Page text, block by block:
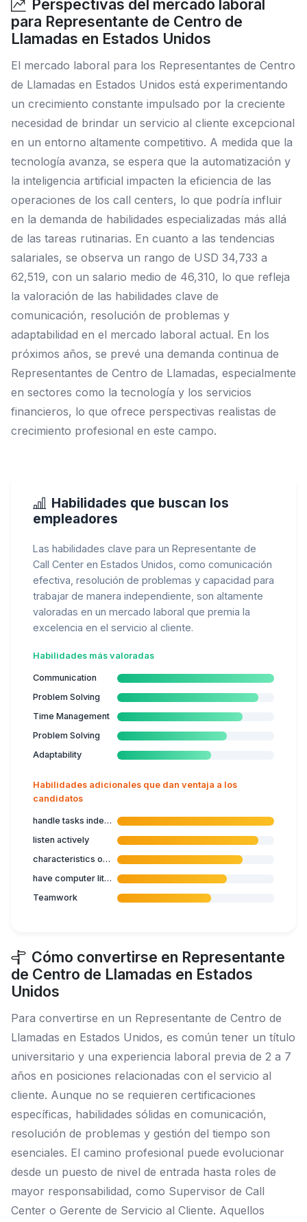
Perspectivas del mercado laboral
para Representante de Centro de
Llamadas en Estados Unidos
El mercado laboral para los Representantes de Centro
de Llamadas en Estados Unidos está experimentando
un crecimiento constante impulsado por la creciente
necesidad de brindar un servicio al cliente excepcional
en un entorno altamente competitivo. A medida que la
tecnología avanza, se espera que la automatización y
la inteligencia artificial impacten la eficiencia de las
operaciones de los call centers, lo que podría influir
en la demanda de habilidades especializadas más allá
de las tareas rutinarias. En cuanto a las tendencias
salariales, se observa un rango de USD 34,733 a
62,519, con un salario medio de 46,310, lo que refleja
la valoración de las habilidades clave de
comunicación, resolución de problemas y
adaptabilidad en el mercado laboral actual. En los
próximos años, se prevé una demanda continua de
Representantes de Centro de Llamadas, especialmente
en sectores como la tecnología y los servicios
financieros, lo que ofrece perspectivas realistas de
crecimiento profesional en este campo.
Habilidades que buscan los
empleadores
Las habilidades clave para un Representante de
Call Center en Estados Unidos, como comunicación
efectiva, resolución de problemas y capacidad para
trabajar de manera independiente, son altamente
valoradas en un mercado laboral que premia la
excelencia en el servicio al cliente.
Habilidades más valoradas
Communication
Problem Solving
Time Management
Problem Solving
Adaptability
Habilidades adicionales que dan ventaja a los
candidatos
handle tasks independently
listen actively
characteristics of services
have computer literacy
Teamwork
Cómo convertirse en Representante
de Centro de Llamadas en Estados
Unidos
Para convertirse en un Representante de Centro de
Llamadas en Estados Unidos, es común tener un título
universitario y una experiencia laboral previa de 2 a 7
años en posiciones relacionadas con el servicio al
cliente. Aunque no se requieren certificaciones
específicas, habilidades sólidas en comunicación,
resolución de problemas y gestión del tiempo son
esenciales. El camino profesional puede evolucionar
desde un puesto de nivel de entrada hasta roles de
mayor responsabilidad, como Supervisor de Call
Center o Gerente de Servicio al Cliente. Aquellos